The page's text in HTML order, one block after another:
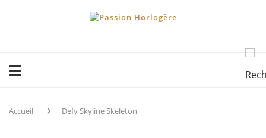
Accueil Defy Skyline Skeleton